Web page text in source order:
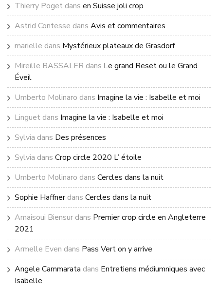
Thierry Poget dans en Suisse joli crop
Astrid Contesse dans Avis et commentaires
marielle dans Mystérieux plateaux de Grasdorf
Mireille BASSALER dans Le grand Reset ou le Grand
Éveil
Umberto Molinaro dans Imagine la vie : Isabelle et moi
Linguet dans Imagine la vie : Isabelle et moi
Sylvia dans Des présences
Sylvia dans Crop circle 2020 L’ étoile
Umberto Molinaro dans Cercles dans la nuit
Sophie Haffnerdans Cercles dans la nuit
Amaisoui Biensur dans Premier crop circle en Angleterre
2021
Armelle Even dans Pass Vert on y arrive
Angele Cammarata dans Entretiens médiumniques avec
Isabelle